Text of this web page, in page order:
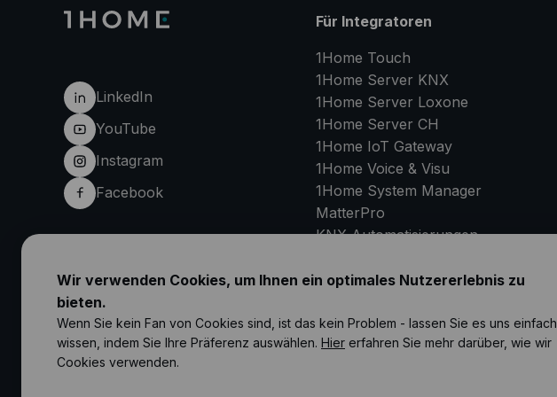
LinkedIn
YouTube
Instagram
Facebook
Für Integratoren
1Home Touch
1Home Server KNX
1Home Server Loxone
1Home Server CH
1Home IoT Gateway
1Home Voice & Visu
1Home System Manager
MatterPro
KNX Automatisierungen
Wir verwenden Cookies, um Ihnen ein optimales Nutzererlebnis zu
bieten.
Wenn Sie kein Fan von Cookies sind, ist das kein Problem - lassen Sie es uns einfach
wissen, indem Sie Ihre Präferenz auswählen. Hier erfahren Sie mehr darüber, wie wir
Cookies verwenden.